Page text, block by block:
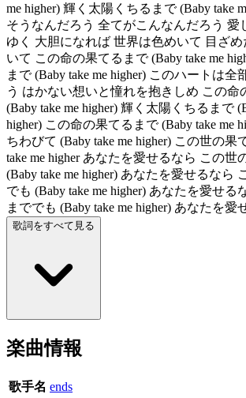
me higher) 輝く太陽くちるまで (Baby take
そうなんだろう 全てがこんなんだろう 愛
ゆく 大胆になれば 世界は色めいて 目ざ
いて この命の果てるまで (Baby take me
まで (Baby take me higher) このハートは全
う はかない想いと憧れを抱きしめ この命
(Baby take me higher) 輝く太陽くちるまで
higher) この命の果てるまで (Baby take me
ちわびて (Baby take me higher) この世の果
take me higher あなたを愛せるなら この世
(Baby take me higher) あなたを愛せるなら
でも (Baby take me higher) あなたを愛せる
まででも (Baby take me higher) あなたを愛
歌詞をすべて見る
楽曲情報
歌手名 ends